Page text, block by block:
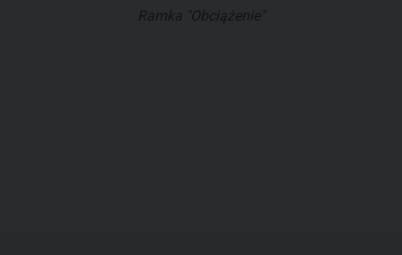
Ramka "Obciążenie"